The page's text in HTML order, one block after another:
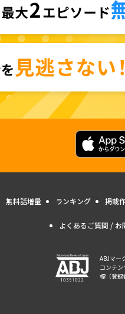
無料話増量 ランキング 掲載
よくあるご質問 / お
ABJマー
コンテ
標（登録